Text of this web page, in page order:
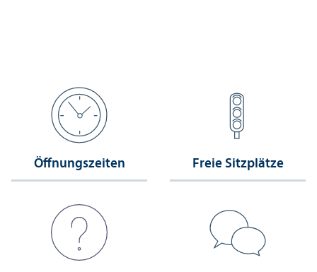
Öffnungs­zeiten Freie Sitzplätze